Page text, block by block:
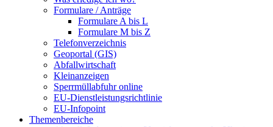
Formulare / Anträge
Formulare A bis L
Formulare M bis Z
Telefonverzeichnis
Geoportal (GIS)
Abfallwirtschaft
Kleinanzeigen
Sperrmüllabfuhr online
EU-Dienstleistungsrichtlinie
EU-Infopoint
Themenbereiche